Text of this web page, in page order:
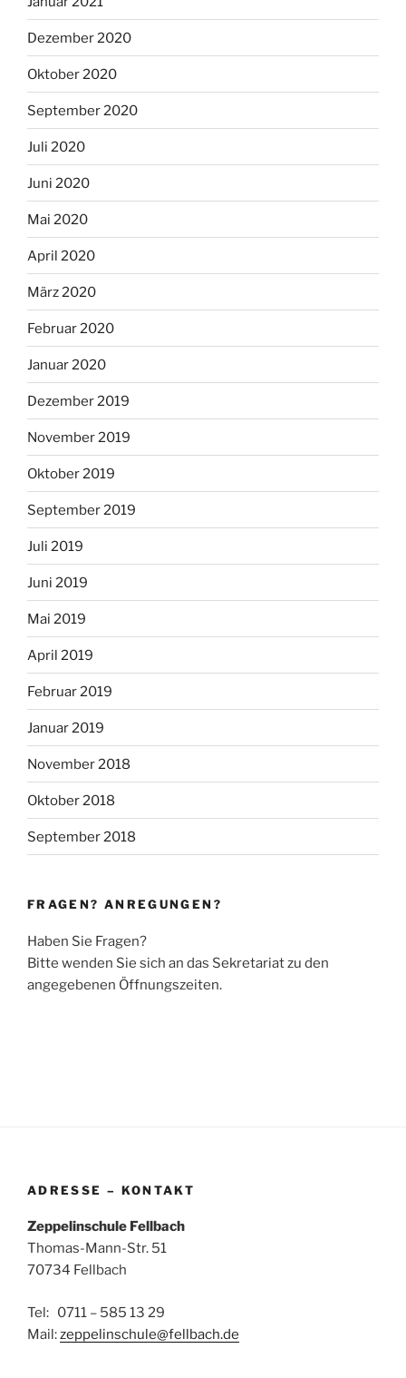
Dezember 2020
Oktober 2020
September 2020
Juli 2020
Juni 2020
Mai 2020
April 2020
März 2020
Februar 2020
Januar 2020
Dezember 2019
November 2019
Oktober 2019
September 2019
Juli 2019
Juni 2019
Mai 2019
April 2019
Februar 2019
Januar 2019
November 2018
Oktober 2018
September 2018
FRAGEN? ANREGUNGEN?
Haben Sie Fragen?
Bitte wenden Sie sich an das Sekretariat zu den
angegebenen Öffnungszeiten.
ADRESSE – KONTAKT
Zeppelinschule Fellbach
Thomas-Mann-Str. 51
70734 Fellbach
Tel: 0711 – 585 13 29
Mail:zeppelinschule@fellbach.de